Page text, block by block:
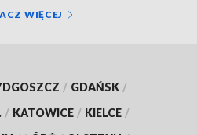
WIĘCEJ
/ GDAŃSK /
/ KATOWICE / KIELCE /